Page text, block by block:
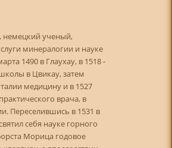
немецкий ученый,
минералогии и науке
1490 в Глаухау, в 1518 -
в Цвикау, затем
медицину и в 1527
врача, в
Переселившись в 1531 в
себя науке горного
Морица годовое